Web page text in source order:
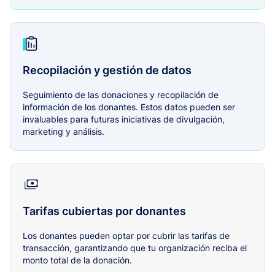
Recopilación y gestión de datos
Seguimiento de las donaciones y recopilación de
información de los donantes. Estos datos pueden ser
invaluables para futuras iniciativas de divulgación,
marketing y análisis.
Tarifas cubiertas por donantes
Los donantes pueden optar por cubrir las tarifas de
transacción, garantizando que tu organización reciba el
monto total de la donación.